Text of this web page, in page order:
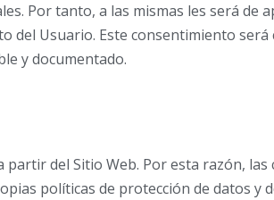
Por tanto, a las mismas les será de
Usuario. Este consentimiento
y documentado.
del Sitio Web. Por esta razón,
políticas de protección de datos y